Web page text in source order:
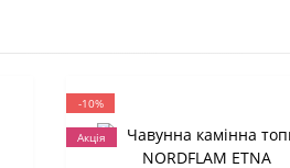
-10%
Акція